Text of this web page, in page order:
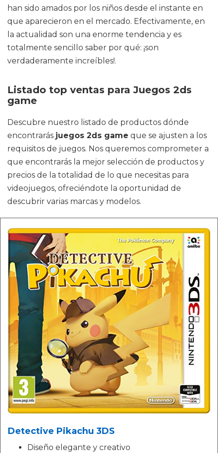
han sido amados por los niños desde el instante en
que aparecieron en el mercado. Efectivamente, en
la actualidad son una enorme tendencia y es
totalmente sencillo saber por qué: ¡son
verdaderamente increíbles!.
Listado top ventas para Juegos 2ds
game
Descubre nuestro listado de productos dónde
encontrarás juegos 2ds game que se ajusten a los
requisitos de juegos. Nos queremos comprometer a
que encontrarás la mejor selección de productos y
precios de la totalidad de lo que necesitas para
videojuegos, ofreciéndote la oportunidad de
descubrir varias marcas y modelos.
Detective Pikachu 3DS
Diseño elegante y creativo